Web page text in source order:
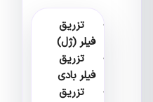
تزریق
فیلر (ژل)
تزریق
فیلر بادی
تزریق